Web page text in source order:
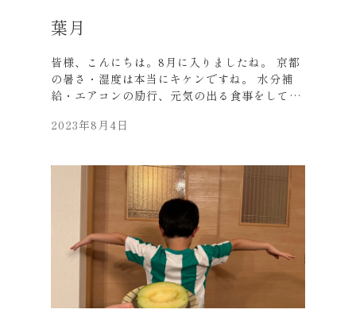
葉月
皆様、こんにちは。8月に入りましたね。 京都
の暑さ・湿度は本当にキケンですね。 水分補
給・エアコンの励行、元気の出る食事をして、
間たちと北海道へ旅行へ行きました。 海外から
店…、 どこも近年見たことのないほどの人の多
だけお付き合い下さい。 ジンギスカン料理のお
予約し皆で必ず寄っています。 価格もリーズナ
ブルです。 煙がモクモクで決して綺麗なお店で
はありませんが、 タレが抜群、お店の方々とも
アレコレと、 楽しいお話をしながらのお店で
す。 皆様も機会がございましたら是非訪ねてみ
2023年8月4日